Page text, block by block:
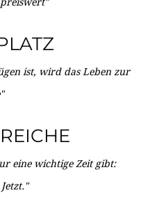
ist, wird das Leben zur
eine wichtige Zeit gibt: